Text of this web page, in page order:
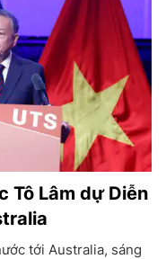
Tô Lâm dự Diễn
tới Australia, sáng